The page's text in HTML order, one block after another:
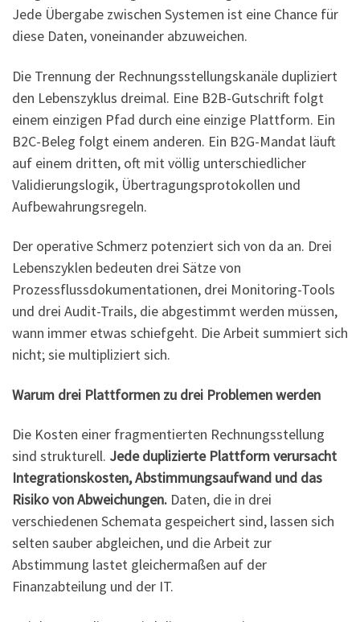
Jede Übergabe zwischen Systemen ist eine Chance für
diese Daten, voneinander abzuweichen.
Die Trennung der Rechnungsstellungskanäle dupliziert
den Lebenszyklus dreimal. Eine B2B-Gutschrift folgt
einem einzigen Pfad durch eine einzige Plattform. Ein
B2C-Beleg folgt einem anderen. Ein B2G-Mandat läuft
auf einem dritten, oft mit völlig unterschiedlicher
Validierungslogik, Übertragungsprotokollen und
Aufbewahrungsregeln.
Der operative Schmerz potenziert sich von da an. Drei
Lebenszyklen bedeuten drei Sätze von
Prozessflussdokumentationen, drei Monitoring-Tools
und drei Audit-Trails, die abgestimmt werden müssen,
wann immer etwas schiefgeht. Die Arbeit summiert sich
nicht; sie multipliziert sich.
Warum drei Plattformen zu drei Problemen werden
Die Kosten einer fragmentierten Rechnungsstellung
sind strukturell. Jede duplizierte Plattform verursacht
Integrationskosten, Abstimmungsaufwand und das
Risiko von Abweichungen. Daten, die in drei
verschiedenen Schemata gespeichert sind, lassen sich
selten sauber abgleichen, und die Arbeit zur
Abstimmung lastet gleichermaßen auf der
Finanzabteilung und der IT.